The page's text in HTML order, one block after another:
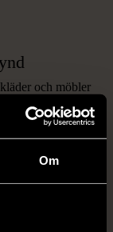
Om
och möbler
chansen att hitta
vanliga butiker.
denna